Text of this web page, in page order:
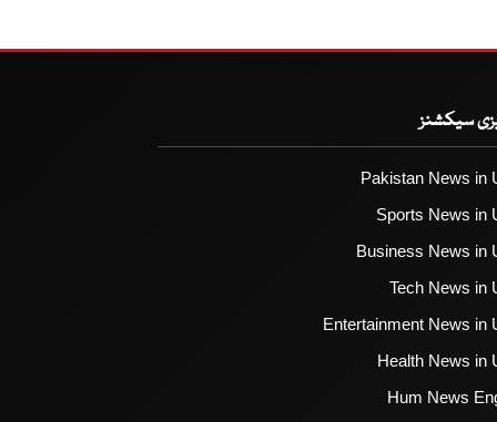
سیکشنز
Pakistan News in
Sports News in
Business News in
Tech News in
Entertainment News in
Health News in
Hum News